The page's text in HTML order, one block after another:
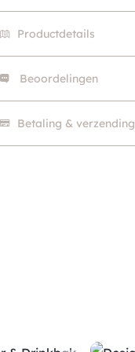
Productdetails
Size
Merk
Kleur
Beoordelingen
Betaling & verzending